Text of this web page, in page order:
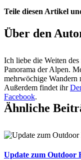
Teile diesen Artikel
Facebook
X
Reddit
LinkedIn
Tumblr
Pinterest
Vk
E-
Mail
Über den
Ich liebe die Weiten
Panorama der Alpen.
mehrwöchige Wandern
Außerdem findet ihr
Facebook.
Ähnliche
Update zum Outdoor